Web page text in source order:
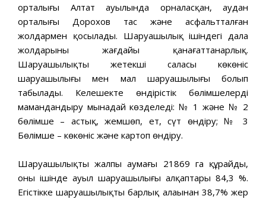
орталығы Алтат ауылында орналасқан, аудан
орталығы Дорохов тас және асфальтталған
жолдармен қосылады. Шаруашылық ішіндегі дала
жолдарының жағдайы қанағаттанарлық.
Шаруашылықтың жетекші саласы көкөніс
шаруашылығы мен мал шаруашылығы болып
табылады. Келешекте өндірістік бөлімшелерді
мамандандыру мынадай көзделеді: № 1 және № 2
бөлімше – астық, жемшөп, ет, сүт өндіру; № 3
Бөлімше – көкөніс және картоп өндіру.
Шаруашылықтың жалпы аумағы 21869 га құрайды,
оның ішінде ауыл шаруашылығы алқаптары 84,3 %.
Егістікке шаруашылықтың барлық алаңынан 38,7% жер